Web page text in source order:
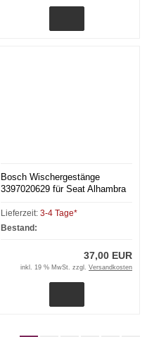
Bosch Wischergestänge
3397020629 für Seat Alhambra
Lieferzeit: 3-4 Tage*
Bestand:
37,00 EUR
inkl. 19 % MwSt. zzgl. Versandkosten